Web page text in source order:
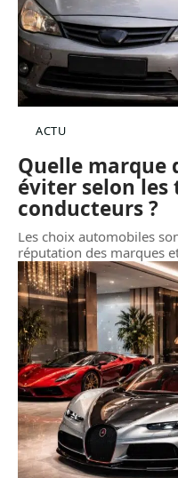
ACTU
Quelle marque
éviter selon les
conducteurs ?
Les choix automobiles
réputation des marques